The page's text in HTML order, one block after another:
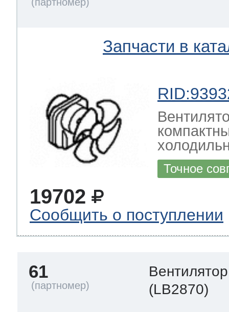
Запчасти в
Точное
19702
Сообщить о поступлении
61
Вентилятор
(LB2870)